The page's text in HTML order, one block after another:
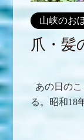
山峡のお
爪・髪
あの日の
る。昭和18